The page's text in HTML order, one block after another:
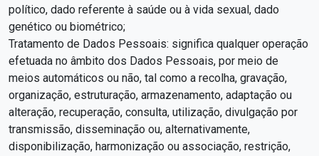
político, dado referente à saúde ou à vida sexual, dado
genético ou biométrico;
Tratamento de Dados Pessoais: significa qualquer operação
efetuada no âmbito dos Dados Pessoais, por meio de
meios automáticos ou não, tal como a recolha, gravação,
organização, estruturação, armazenamento, adaptação ou
alteração, recuperação, consulta, utilização, divulgação por
transmissão, disseminação ou, alternativamente,
disponibilização, harmonização ou associação, restrição,